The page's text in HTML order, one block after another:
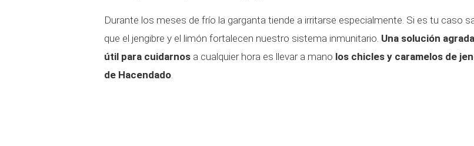
Durante los meses de frío la garganta tiende a irritarse especialmente. Si es tu caso
que el jengibre y el limón fortalecen nuestro sistema inmunitario. Una solución
útil para cuidarnos a cualquier hora es llevar a mano los chicles y caramelos de
de Hacendado.